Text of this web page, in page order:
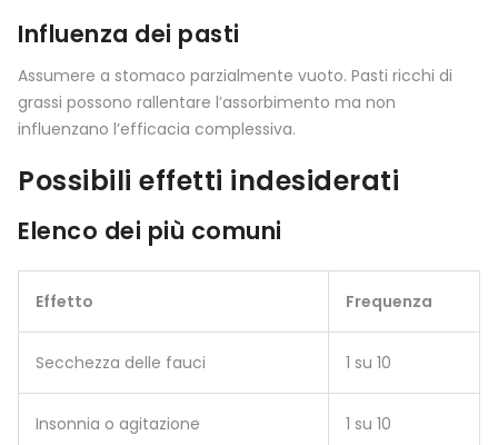
Influenza dei pasti
Assumere a stomaco parzialmente vuoto. Pasti ricchi di
grassi possono rallentare l’assorbimento ma non
influenzano l’efficacia complessiva.
Possibili effetti indesiderati
Elenco dei più comuni
Effetto Frequenza
Secchezza delle fauci 1 su 10
Insonnia o agitazione 1 su 10